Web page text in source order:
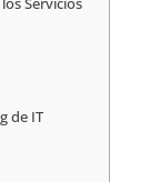
Servicios
de IT